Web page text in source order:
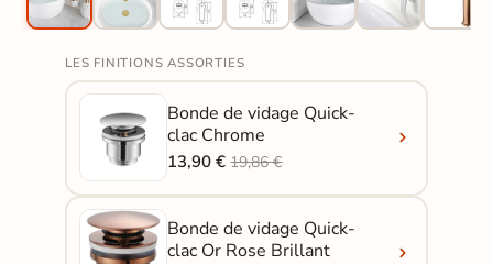
LES FINITIONS ASSORTIES
Bonde de vidage Quick-
clac Chrome
13,90 €19,86 €
Bonde de vidage Quick-
clac Or Rose Brillant